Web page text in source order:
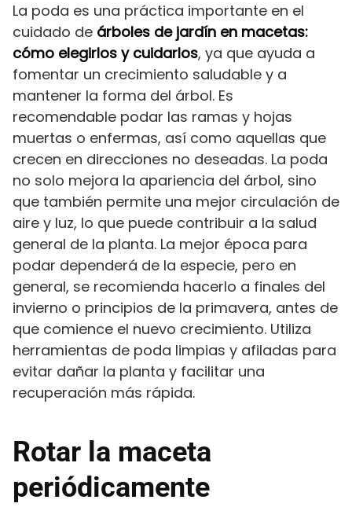
La poda es una práctica importante en el
cuidado de árboles de jardín en macetas:
cómo elegirlos y cuidarlos, ya que ayuda a
fomentar un crecimiento saludable y a
mantener la forma del árbol. Es
recomendable podar las ramas y hojas
muertas o enfermas, así como aquellas que
crecen en direcciones no deseadas. La poda
no solo mejora la apariencia del árbol, sino
que también permite una mejor circulación de
aire y luz, lo que puede contribuir a la salud
general de la planta. La mejor época para
podar dependerá de la especie, pero en
general, se recomienda hacerlo a finales del
invierno o principios de la primavera, antes de
que comience el nuevo crecimiento. Utiliza
herramientas de poda limpias y afiladas para
evitar dañar la planta y facilitar una
recuperación más rápida.
Rotar la maceta
periódicamente